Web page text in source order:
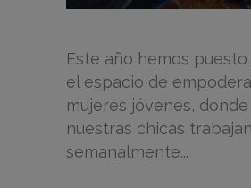
Este año hemos
el espacio de
mujeres jóvenes,
nuestras chicas trabajan
semanalmente...